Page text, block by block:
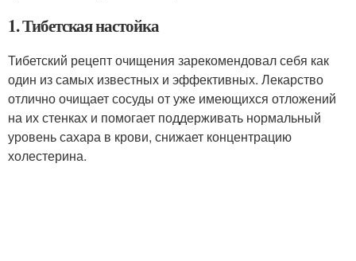
1. Тибетская настойка
Тибетский рецепт очищения зарекомендовал себя как
один из самых известных и эффективных. Лекарство
отлично очищает сосуды от уже имеющихся отложений
на их стенках и помогает поддерживать нормальный
уровень сахара в крови, снижает концентрацию
холестерина.